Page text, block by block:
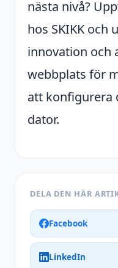
nästa nivå?
hos SKIKK och
innovation och
webbplats för
att konfigurera
dator.
DELA DEN HÄR
Facebook
LinkedIn